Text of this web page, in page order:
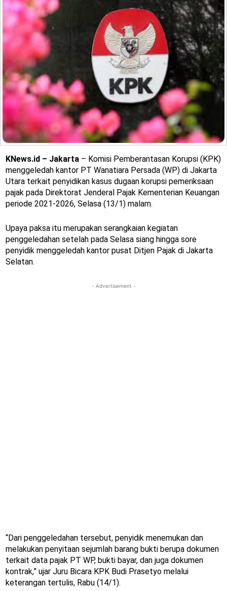
KNews.id – Jakarta – Komisi Pemberantasan Korupsi (KPK)
menggeledah kantor PT Wanatiara Persada (WP) di Jakarta
Utara terkait penyidikan kasus dugaan korupsi pemeriksaan
pajak pada Direktorat Jenderal Pajak Kementerian Keuangan
periode 2021-2026, Selasa (13/1) malam.
Upaya paksa itu merupakan serangkaian kegiatan
penggeledahan setelah pada Selasa siang hingga sore
penyidik menggeledah kantor pusat Ditjen Pajak di Jakarta
Selatan.
- Advertisement -
“Dari penggeledahan tersebut, penyidik menemukan dan
melakukan penyitaan sejumlah barang bukti berupa dokumen
terkait data pajak PT WP, bukti bayar, dan juga dokumen
kontrak,” ujar Juru Bicara KPK Budi Prasetyo melalui
keterangan tertulis, Rabu (14/1).